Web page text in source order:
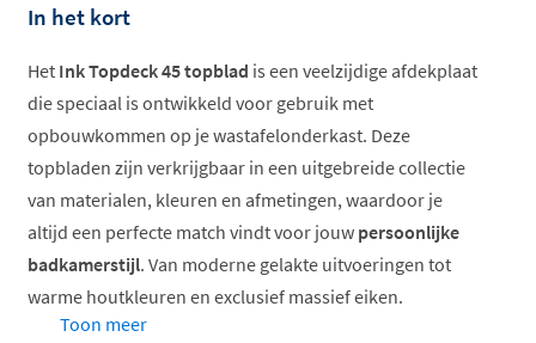
In het kort
Het Ink Topdeck 45 topblad is een veelzijdige afdekplaat
die speciaal is ontwikkeld voor gebruik met
opbouwkommen op je wastafelonderkast. Deze
topbladen zijn verkrijgbaar in een uitgebreide collectie
van materialen, kleuren en afmetingen, waardoor je
altijd een perfecte match vindt voor jouw persoonlijke
badkamerstijl. Van moderne gelakte uitvoeringen tot
warme houtkleuren en exclusief massief eiken.
Toon meer